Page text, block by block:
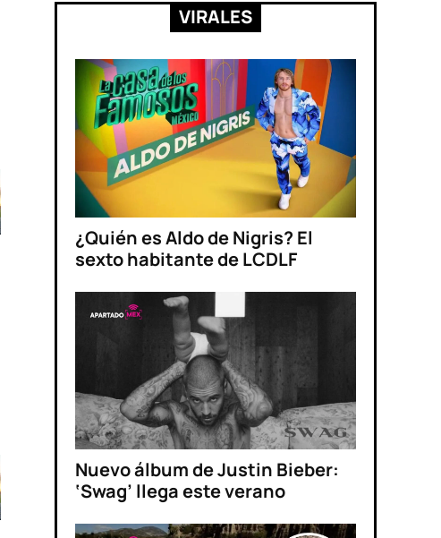
VIRALES
¿Quién es Aldo de Nigris? El
sexto habitante de LCDLF
Nuevo álbum de Justin Bieber:
‘Swag’ llega este verano